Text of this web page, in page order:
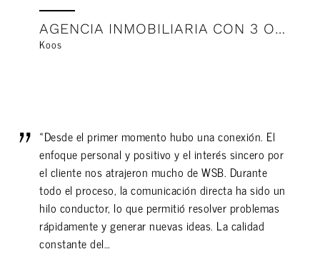
AGENCIA INMOBILIARIA CON 3 OFICINAS
Koos
«Desde el primer momento hubo una conexión. El
enfoque personal y positivo y el interés sincero por
el cliente nos atrajeron mucho de WSB. Durante
todo el proceso, la comunicación directa ha sido un
hilo conductor, lo que permitió resolver problemas
rápidamente y generar nuevas ideas. La calidad
constante del…